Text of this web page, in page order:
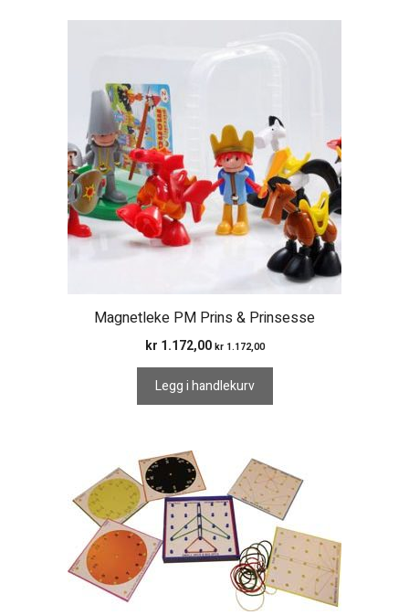
Magnetleke PM Prins & Prinsesse
kr 1.172,00 kr1.172,00
Legg i handlekurv